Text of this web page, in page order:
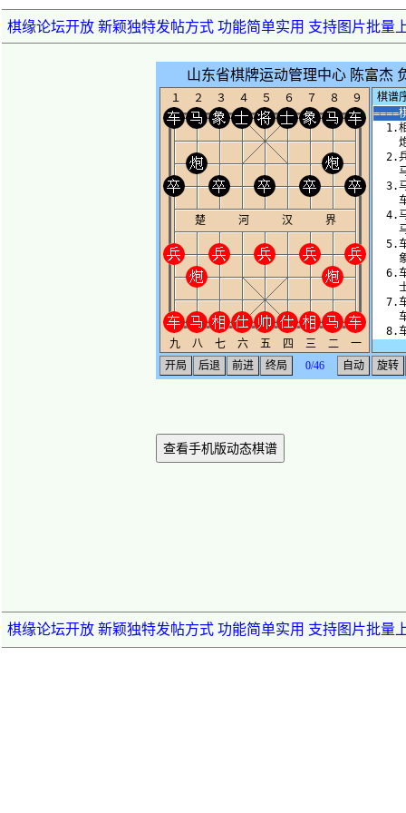
棋缘论坛开放 新颖独特发帖方式 功能简单实用 支持图片批量
查看手机版动态棋谱
棋缘论坛开放 新颖独特发帖方式 功能简单实用 支持图片批量